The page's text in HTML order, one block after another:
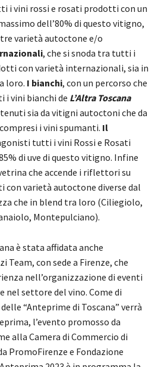
i vini rossi e rosati prodotti con un
dell’80% di questo vitigno,
varietà autoctone e/o
, che si snoda tra tutti i
con varietà internazionali, sia in
loro. I bianchi, con un percorso che
i vini bianchi de L’Altra Toscana
sia da vitigni autoctoni che da
i vini spumanti. Il
tutti i vini Rossi e Rosati
di uve di questo vitigno. Infine
che accende i riflettori su
varietà autoctone diverse dal
che in blend tra loro (Ciliegiolo,
Montepulciano).
è stata affidata anche
Team, con sede a Firenze, che
nell’organizzazione di eventi
nel settore del vino. Come di
“Anteprime di Toscana” verrà
l’evento promosso da
alla Camera di Commercio di
PromoFirenze e Fondazione